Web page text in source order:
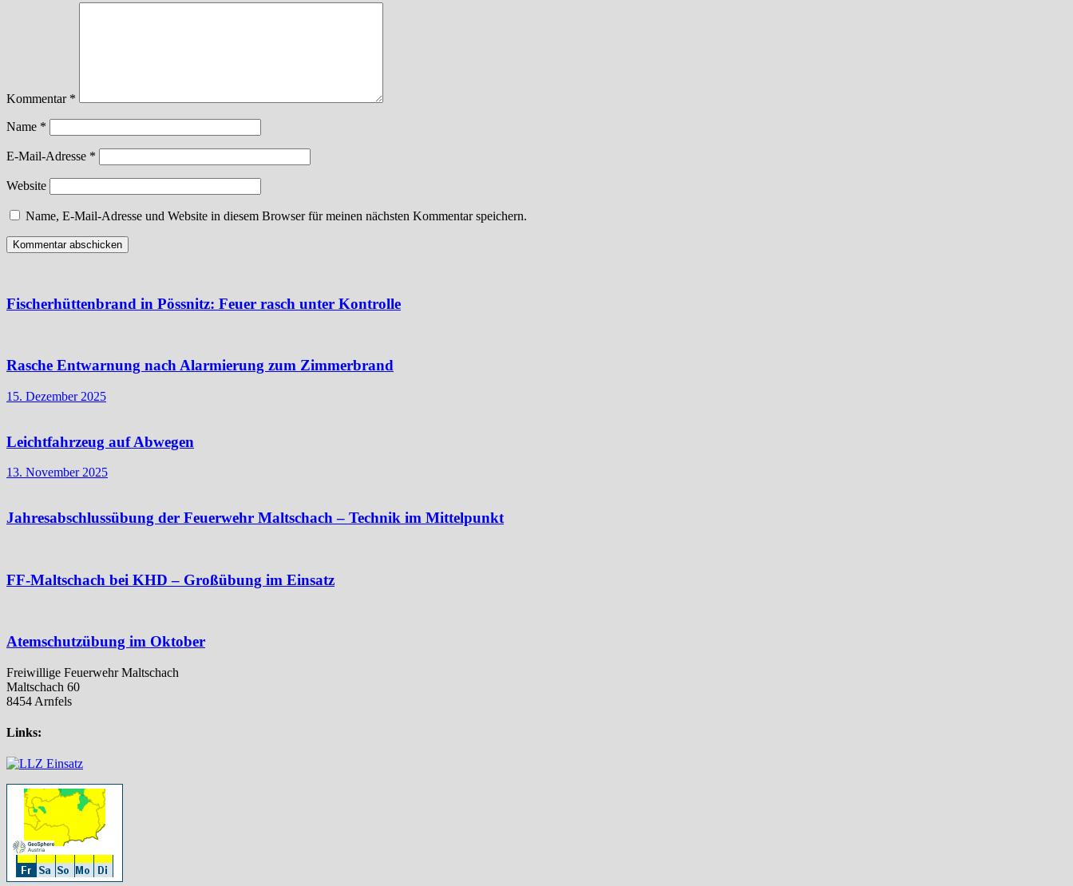
Kommentar *
Name *
E-Mail-Adresse *
Website
Name, E-Mail-Adresse und Website in diesem Browser für meinen nächsten Kommentar speichern.
Fischerhüttenbrand in Pössnitz: Feuer rasch unter Kontrolle
Rasche Entwarnung nach Alarmierung zum Zimmerbrand
15. Dezember 2025
Leichtfahrzeug auf Abwegen
13. November 2025
Jahresabschlussübung der Feuerwehr Maltschach – Technik im Mittelpunkt
FF-Maltschach bei KHD – Großübung im Einsatz
Atemschutzübung im Oktober
Freiwillige Feuerwehr Maltschach
Maltschach 60
8454 Arnfels
Links: